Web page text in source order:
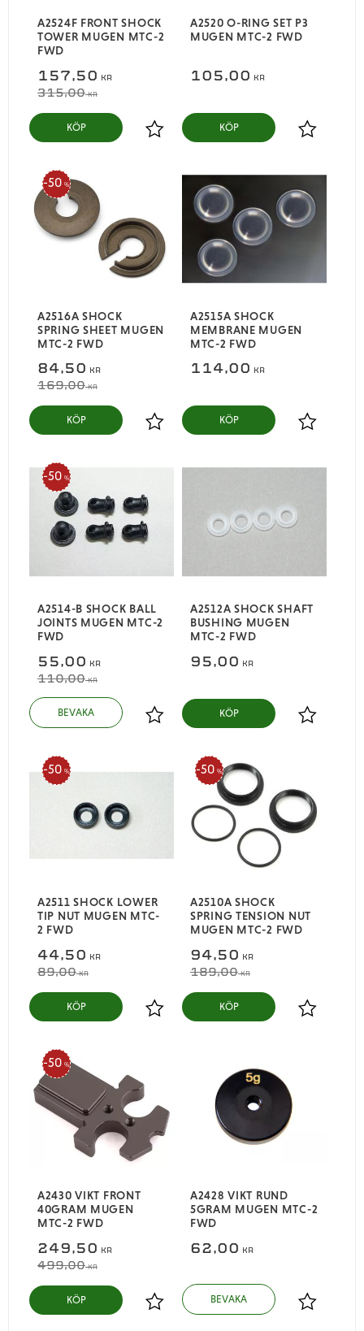
A2524F FRONT SHOCK
TOWER MUGEN MTC-2
FWD
157,50 KR
315,00KR
Lägg till i favoriter
KÖP
A2520 O-RING SET P3
MUGEN MTC-2 FWD
105,00 KR
Lägg till i
KÖP
A2516A SHOCK
SPRING SHEET MUGEN
MTC-2 FWD
84,50 KR
169,00KR
50 %
Lägg till i favoriter
KÖP
A2515A SHOCK
MEMBRANE MUGEN
MTC-2 FWD
114,00 KR
Lägg till i
KÖP
A2514-B SHOCK BALL
JOINTS MUGEN MTC-2
FWD
55,00 KR
110,00KR
50 %
Lägg till i favoriter
A2512A SHOCK SHAFT
BUSHING MUGEN
MTC-2 FWD
95,00 KR
Lägg till i
KÖP
A2511 SHOCK LOWER
TIP NUT MUGEN MTC-
2 FWD
44,50 KR
89,00KR
50 %
Lägg till i favoriter
KÖP
A2510A SHOCK
SPRING TENSION NUT
MUGEN MTC-2 FWD
94,50 KR
189,00KR
50 %
Lägg till i
KÖP
A2430 VIKT FRONT
40GRAM MUGEN
MTC-2 FWD
249,50 KR
499,00KR
50 %
Lägg till i favoriter
KÖP
A2428 VIKT RUND
5GRAM MUGEN MTC-2
FWD
62,00 KR
Lägg till i